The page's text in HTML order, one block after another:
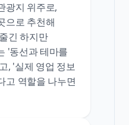
광지 위주로,
으로 추천해
긴 하지만
'동선과 테마를
, '실제 영업 정보
고 역할을 나누면